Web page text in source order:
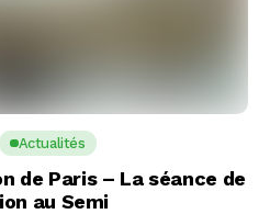
Actualités
de Paris – La séance de
au Semi